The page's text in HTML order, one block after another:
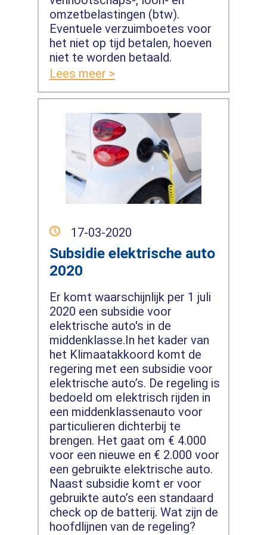
omzetbelastingen (btw).
Eventuele verzuimboetes voor
het niet op tijd betalen, hoeven
niet te worden betaald.
Lees meer >
17-03-2020
Subsidie elektrische auto
2020
Er komt waarschijnlijk per 1 juli
2020 een subsidie voor
elektrische auto's in de
middenklasse.In het kader van
het Klimaatakkoord komt de
regering met een subsidie voor
elektrische auto’s. De regeling is
bedoeld om elektrisch rijden in
een middenklassenauto voor
particulieren dichterbij te
brengen. Het gaat om € 4.000
voor een nieuwe en € 2.000 voor
een gebruikte elektrische auto.
Naast subsidie komt er voor
gebruikte auto’s een standaard
check op de batterij. Wat zijn de
hoofdlijnen van de regeling?